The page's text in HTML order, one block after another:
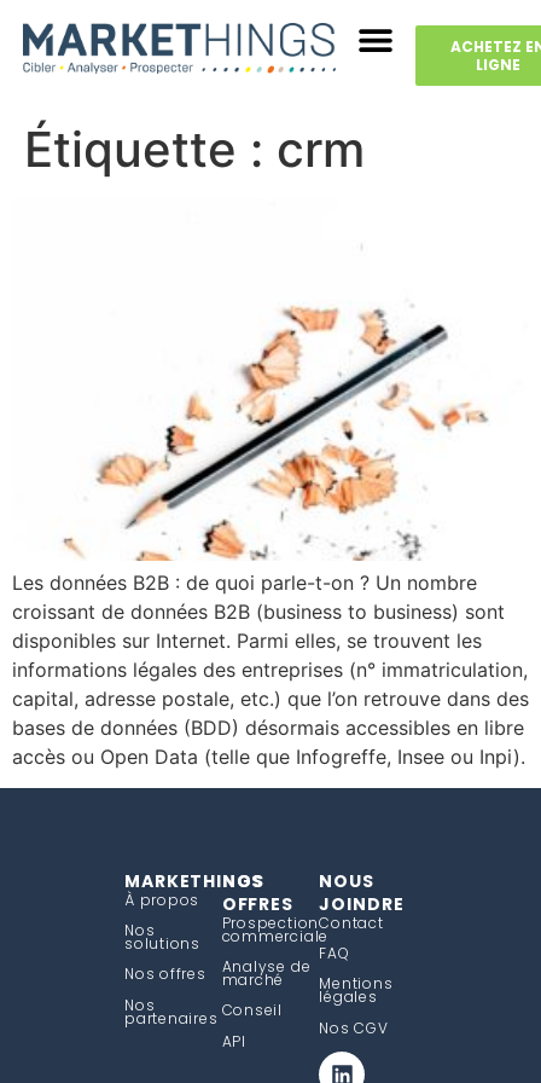
ACHETEZ
LIGNE
Étiquette : crm
Les données B2B : de quoi parle-t-on ? Un nombre
croissant de données B2B (business to business) sont
disponibles sur Internet. Parmi elles, se trouvent les
informations légales des entreprises (n° immatriculation,
capital, adresse postale, etc.) que l’on retrouve dans des
bases de données (BDD) désormais accessibles en libre
accès ou Open Data (telle que Infogreffe, Insee ou Inpi).
MARKETHINGS
À propos
Nos
solutions
Nos offres
Nos
partenaires
NOS
OFFRES
Prospection
commerciale
Analyse de
marché
Conseil
API
NOUS
JOINDRE
Contact
FAQ
Mentions
légales
Nos CGV